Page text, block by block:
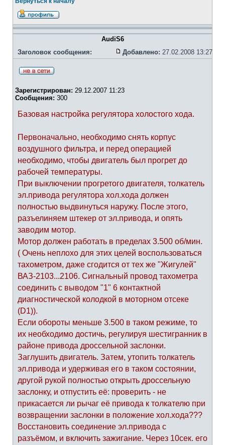
AudiS6
Заголовок сообщения:
Добавлено: 27.02.2008 13:27
Зарегистрирован: 29.12.2007 11:23
Сообщения: 300
Базовая настройка регулятора холостого хода.
Первоначально, необходимо снять корпус
воздушного фильтра, и перед операцией
необходимо, чтобы двигатель был прогрет до
рабочей температуры.
При выключении прогретого двигателя, толкатель
эл.привода регулятора хол.хода должен
полностью выдвинуться наружу. После этого,
разъелиняем штекер от эл.привода, и опять
заводим мотор.
Мотор должен работать в пределах 3.500 об/мин.
( Очень неплохо для этих целей воспользоваться
тахометром, даже сгодится от тех же "Жигулей"
ВАЗ-2103...2106. Сигнальный провод тахометра
соединить с выводом "1" 6 контактной
диагностической колодкой в моторном отсеке
(D1)).
Если обороты меньше 3.500 в таком режиме, то
их необходимо достичь, регулируя шестигранник в
районе привода дроссельной заслонки.
Заглушить двигатель. Затем, утопить толкатель
эл.привода и удерживая его в таком состоянии,
другой рукой полностью открыть дроссельную
заслонку, и отпустить её: проверить - не
прикасается ли рычаг её привода к толкателю при
возвращении заслонки в положение хол.хода???
Восстановить соединение эл.привода с
разъёмом, и включить зажигание. Через 10сек. его